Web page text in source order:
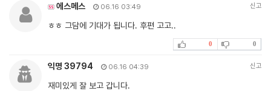
에스메스 06.16 03:49 신고
ㅎㅎ 그담에 기대가 됩니다. 후편 고고..
0 0
익명 39794 06.16 04:39 신고
재미있게 잘 보고 갑니다.